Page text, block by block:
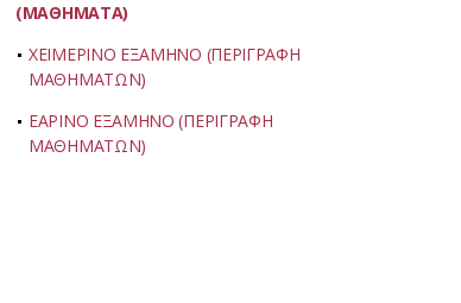
(ΜΑΘΗΜΑΤΑ)
ΧΕΙΜΕΡΙΝΟ ΕΞΑΜΗΝΟ (ΠΕΡΙΓΡΑΦΗ
ΜΑΘΗΜΑΤΩΝ)
ΕΑΡΙΝΟ ΕΞΑΜΗΝΟ (ΠΕΡΙΓΡΑΦΗ
ΜΑΘΗΜΑΤΩΝ)